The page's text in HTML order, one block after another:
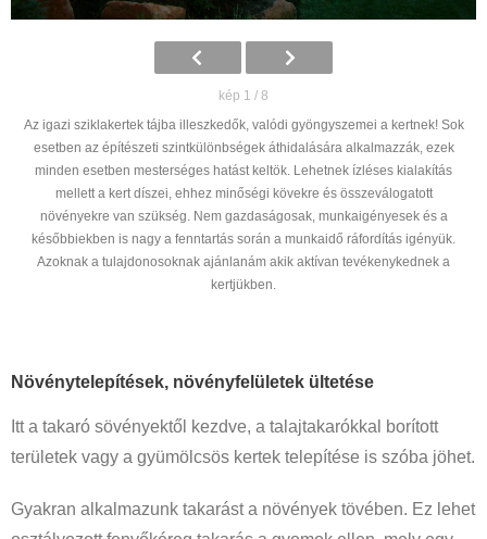
kép 1 / 8
Az igazi sziklakertek tájba illeszkedők, valódi gyöngyszemei a kertnek! Sok
esetben az építészeti szintkülönbségek áthidalására alkalmazzák, ezek
minden esetben mesterséges hatást keltök. Lehetnek ízléses kialakítás
mellett a kert díszei, ehhez minőségi kövekre és összeválogatott
növényekre van szükség. Nem gazdaságosak, munkaigényesek és a
későbbiekben is nagy a fenntartás során a munkaidő ráfordítás igényük.
Azoknak a tulajdonosoknak ajánlanám akik aktívan tevékenykednek a
kertjükben.
Növénytelepítések, növényfelületek ültetése
Itt a takaró sövényektől kezdve, a talajtakarókkal borított
területek vagy a gyümölcsös kertek telepítése is szóba jöhet.
Gyakran alkalmazunk takarást a növények tövében. Ez lehet